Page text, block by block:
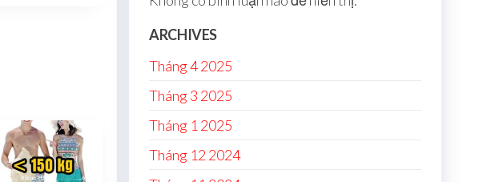
ARCHIVES
Tháng 4 2025
Tháng 3 2025
Tháng 1 2025
Tháng 12 2024